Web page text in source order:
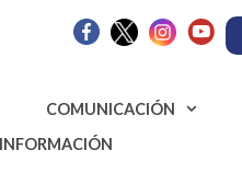
COMUNICACIÓN